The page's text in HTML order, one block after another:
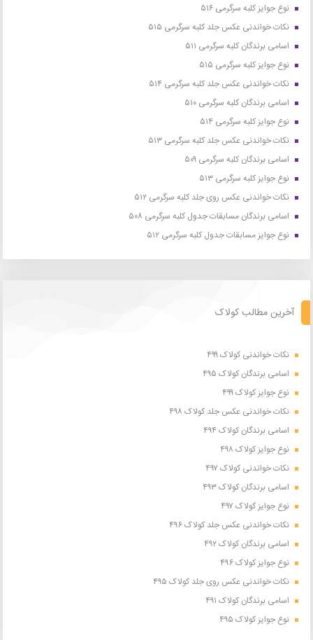
نوع جوایز کلبه سرگرمی ۵۱۶
نکات خواندنی عکس جلد کلبه سرگرمی ۵۱۵
اسامی برندگان کلبه سرگرمی ۵۱۱
نوع جوایز کلبه سرگرمی ۵۱۵
نکات خواندنی عکس جلد کلبه سرگرمی ۵۱۴
اسامی برندگان کلبه سرگرمی ۵۱۰
نوع جوایز کلبه سرگرمی ۵۱۴
نکات خواندنی عکس جلد کلبه سرگرمی ۵۱۳
اسامی برندگان کلبه سرگرمی ۵۰۹
نوع جوایز کلبه سرگرمی ۵۱۳
نکات خواندنی عکس روی جلد کلبه سرگرمی ۵۱۲
اسامی برندگان مسابقات جدول کلبه سرگرمی ۵۰۸
نوع جوایز مسابقات جدول کلبه سرگرمی ۵۱۲
آخرین مطالب کولاک
نکات خواندنی کولاک ۴۹۹
اسامی برندگان کولاک ۴۹۵
نوع جوایز کولاک ۴۹۹
نکات خواندنی عکس جلد کولاک ۴۹۸
اسامی برندگان کولاک ۴۹۴
نوع جوایز کولاک ۴۹۸
نکات خواندنی کولاک ۴۹۷
اسامی برندگان کولاک ۴۹۳
نوع جوایز کولاک ۴۹۷
نکات خواندنی عکس جلد کولاک ۴۹۶
اسامی برندگان کولاک ۴۹۲
نوع جوایز کولاک ۴۹۶
نکات خواندنی عکس روی جلد کولاک ۴۹۵
اسامی برندگان کولاک ۴۹۱
نوع جوایز کولاک ۴۹۵